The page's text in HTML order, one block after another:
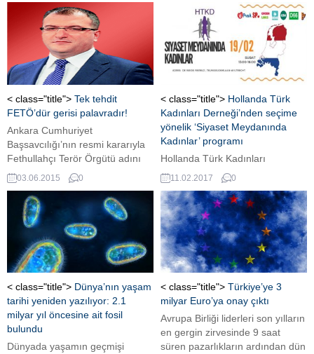
< class="title"> Tek tehdit
FETÖ’dür gerisi palavradır!
Ankara Cumhuriyet
Başsavcılığı’nın resmi kararıyla
Fethullahçı Terör Örgütü adını
alan paralel çete tamamen
çıldırma aşamasına geldi. Dün
FETÖ’nün yasadışı ekranında
Erhan Başyurt, Tarık Toros ve
paralel medya şefi Ekrem
Dumanlı Türkiye Cumhuriyeti
Devleti’ne kin ve nefretlerini
kustular. Türkiye Cumhuriyeti’nin
savcılarını, polislerini, hakimlerini
isim vere vere tehdit ettiler. 2
saatlik yayın...
03.06.2015 0
< class="title"> Hollanda Türk
Kadınları Derneği’nden seçime
yönelik ‘Siyaset Meydanında
Kadınlar’ programı
Hollanda Türk Kadınları
Derneği'nin seçimlere yönelik
faaliyeti Utrecht'te
gerçekleşecek.
11.02.2017 0
< class="title"> Dünya’nın yaşam
tarihi yeniden yazılıyor: 2.1
milyar yıl öncesine ait fosil
bulundu
Dünyada yaşamın geçmişi
< class="title"> Türkiye’ye 3
milyar Euro’ya onay çıktı
Avrupa Birliği liderleri son yılların
en gergin zirvesinde 9 saat
süren pazarlıkların ardından dün